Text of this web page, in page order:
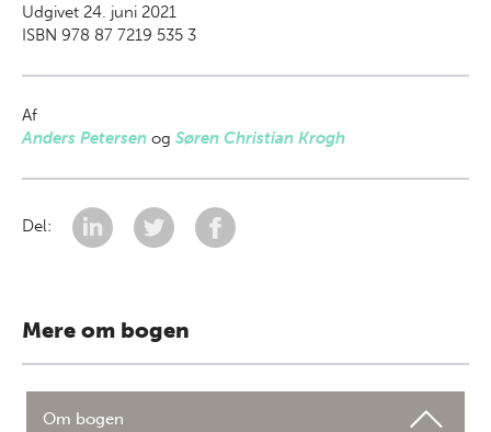
Udgivet 24. juni 2021
ISBN 978 87 7219 535 3
Af
Anders Petersen og Søren Christian Krogh
Del:
Mere om bogen
Om bogen